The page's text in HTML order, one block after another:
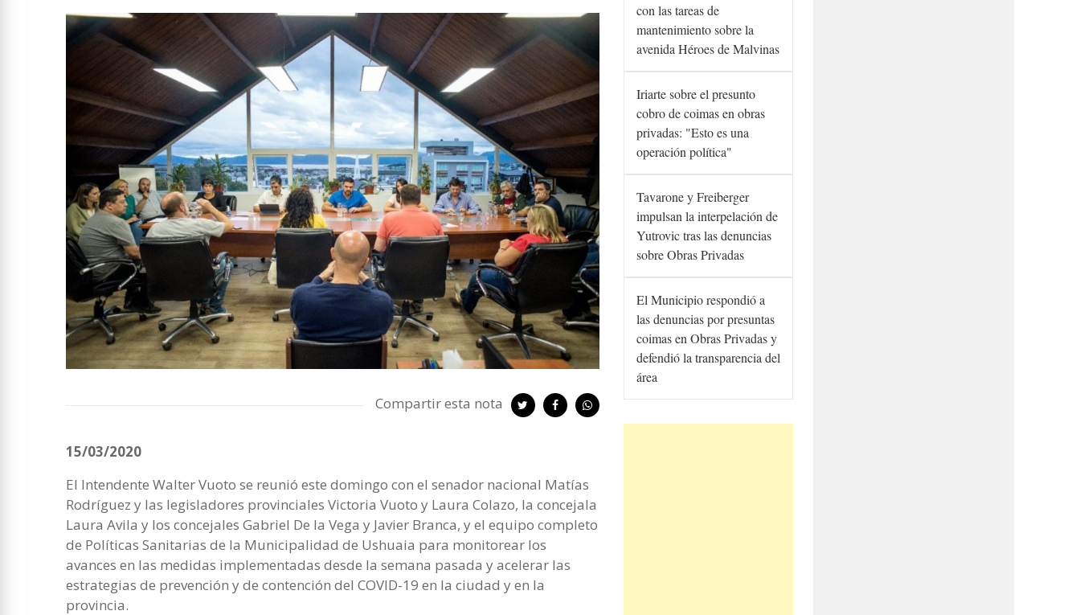
Compartir esta nota
15/03/2020
El Intendente Walter Vuoto se reunió este domingo con el senador nacional Matías
Rodríguez y las legisladores provinciales Victoria Vuoto y Laura Colazo, la concejala
Laura Avila y los concejales Gabriel De la Vega y Javier Branca, y el equipo completo
de Políticas Sanitarias de la Municipalidad de Ushuaia para monitorear los
avances en las medidas implementadas desde la semana pasada y acelerar las
estrategias de prevención y de contención del COVID-19 en la ciudad y en la
provincia.
con las tareas de
mantenimiento sobre la
avenida Héroes de Malvinas
Iriarte sobre el presunto
cobro de coimas en obras
privadas: "Esto es una
operación política"
Tavarone y Freiberger
impulsan la interpelación de
Yutrovic tras las denuncias
sobre Obras Privadas
El Municipio respondió a
las denuncias por presuntas
coimas en Obras Privadas y
defendió la transparencia del
área